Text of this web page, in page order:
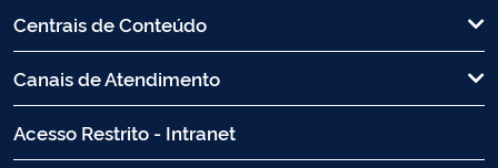
Centrais de Conteúdo
Canais de Atendimento
Acesso Restrito - Intranet